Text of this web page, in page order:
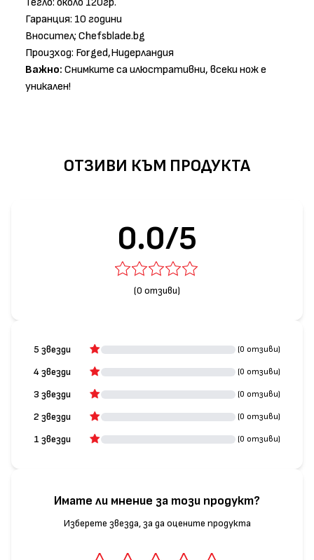
Гаранция: 10 години
Вносител; Chefsblade.bg
Произход: Forged,Нидерландия
Важно: Снимките са илюстративни, всеки нож е
уникален!
ОТЗИВИ КЪМ ПРОДУКТА
0.0/5
(0 отзиви)
5 звезди (0 отзиви)
4 звезди (0 отзиви)
3 звезди (0 отзиви)
2 звезди (0 отзиви)
1 звезди (0 отзиви)
Имате ли мнение за този продукт?
Изберете звезда, за да оцените продукта